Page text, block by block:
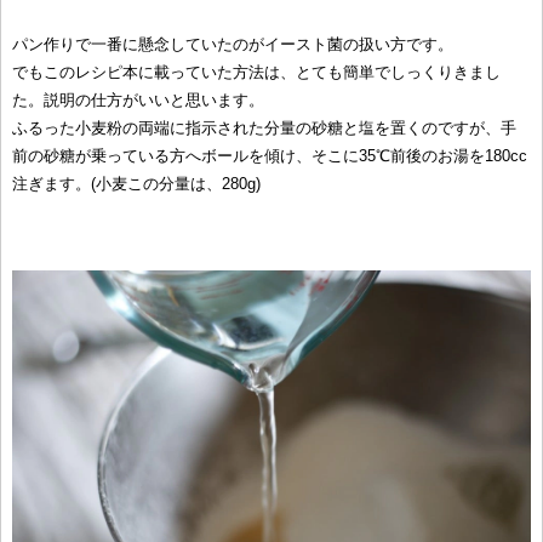
パン作りで一番に懸念していたのがイースト菌の扱い方です。
でもこのレシピ本に載っていた方法は、とても簡単でしっくりきまし
た。説明の仕方がいいと思います。
ふるった小麦粉の両端に指示された分量の砂糖と塩を置くのですが、手
前の砂糖が乗っている方へボールを傾け、そこに35℃前後のお湯を180cc
注ぎます。(小麦この分量は、280g)